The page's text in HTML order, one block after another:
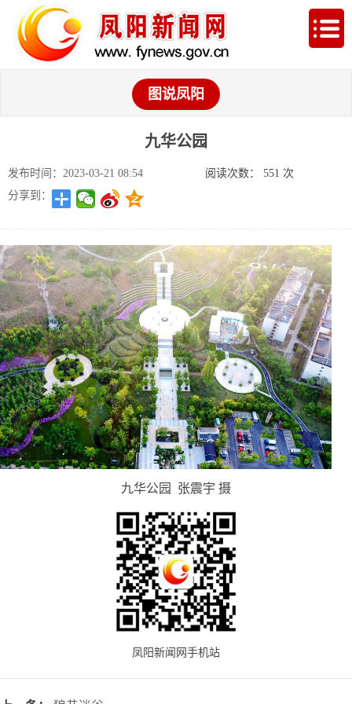
图说凤阳
九华公园
发布时间：2023-03-21 08:54 阅读次数： 551 次
分享到：
九华公园 张震宇 摄
凤阳新闻网手机站